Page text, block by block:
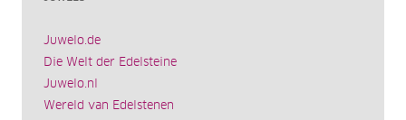
Juwelo.de
Die Welt der Edelsteine
Juwelo.nl
Wereld van Edelstenen